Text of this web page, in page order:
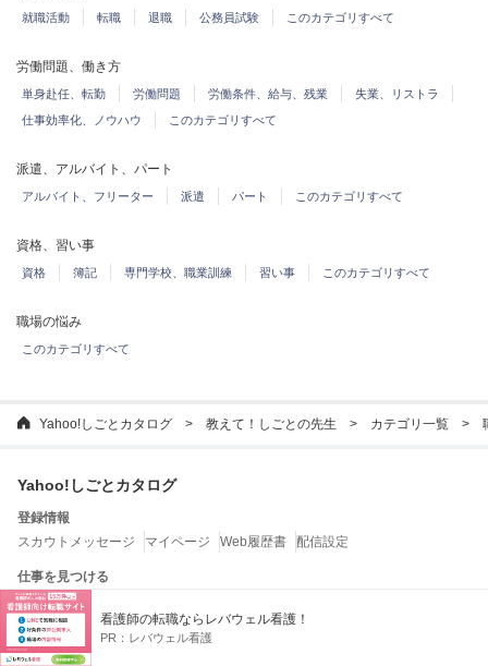
就職活動 転職 退職 公務員試験 このカテゴリすべて
労働問題、働き方
単身赴任、転勤 労働問題 労働条件、給与、残業
失業、リストラ
仕事効率化、ノウハウ
このカテゴリすべて
派遣、アルバイト、パート
アルバイト、フリーター 派遣 パート このカテゴリすべて
資格、習い事
資格 簿記 専門学校、職業訓練 習い事 このカテゴリすべて
職場の悩み
このカテゴリすべて
Yahoo!しごとカタログ 教えて！しごとの先生 カテゴリ一覧
看護師の転職ならレバウェル看護！
PR： レバウェル看護
Yahoo!しごとカタログ
登録情報
スカウトメッセージ
マイページ Web履歴書 配信設定
仕事を見つける
企業を探す
転職エージェントを探す
お役立ちコンテンツ